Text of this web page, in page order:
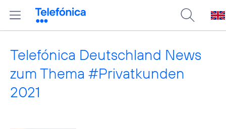
Telefónica Deutschland News
zum Thema #Privatkunden
2021